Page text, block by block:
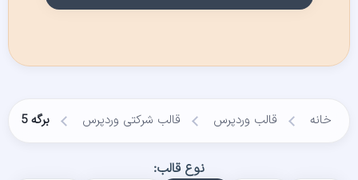
خانه قالب وردپرس قالب شرکتی وردپرس برگه 5
نوع قالب: